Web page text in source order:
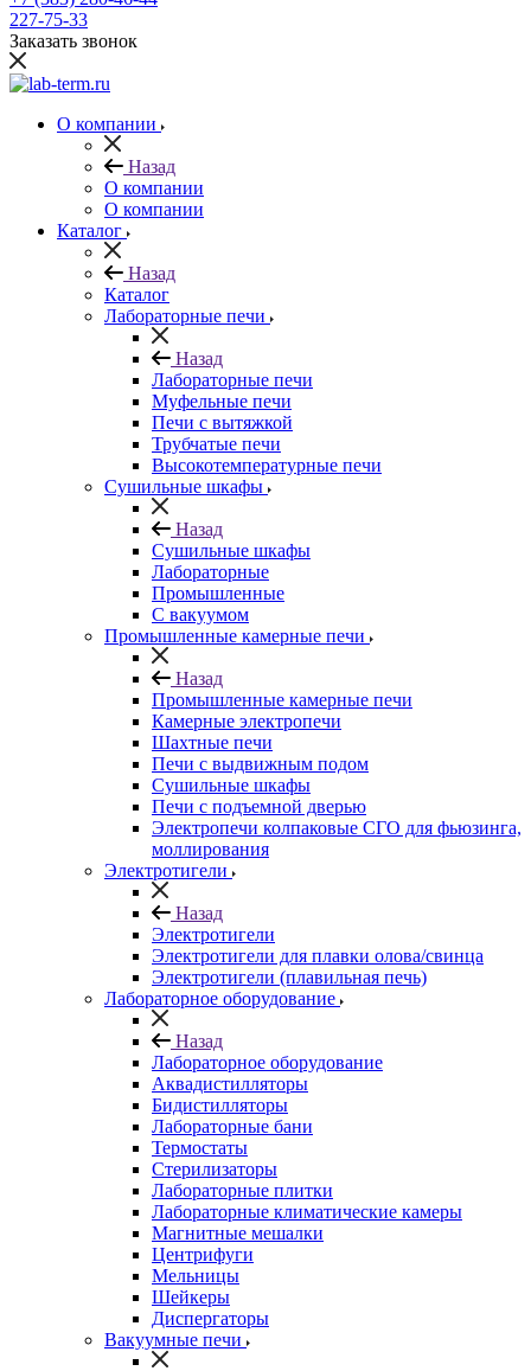
227-75-33
Заказать звонок
О компании
Назад
О компании
О компании
Каталог
Назад
Каталог
Лабораторные печи
Назад
Лабораторные печи
Муфельные печи
Печи с вытяжкой
Трубчатые печи
Высокотемпературные печи
Сушильные шкафы
Назад
Сушильные шкафы
Лабораторные
Промышленные
С вакуумом
Промышленные камерные печи
Назад
Промышленные камерные печи
Камерные электропечи
Шахтные печи
Печи с выдвижным подом
Сушильные шкафы
Печи с подъемной дверью
Электропечи колпаковые СГО для фьюзинга,
моллирования
Электротигели
Назад
Электротигели
Электротигели для плавки олова/свинца
Электротигели (плавильная печь)
Лабораторное оборудование
Назад
Лабораторное оборудование
Аквадистилляторы
Бидистилляторы
Лабораторные бани
Термостаты
Стерилизаторы
Лабораторные плитки
Лабораторные климатические камеры
Магнитные мешалки
Центрифуги
Мельницы
Шейкеры
Диспергаторы
Вакуумные печи